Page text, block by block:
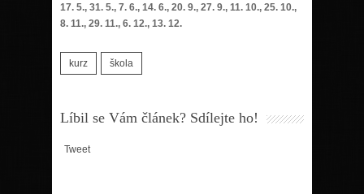
17. 5., 31. 5., 7. 6., 14. 6., 20. 9., 27. 9., 11. 10., 25. 10.,
8. 11., 29. 11., 6. 12., 13. 12.
kurz škola
Líbil se Vám článek? Sdílejte ho!
Tweet